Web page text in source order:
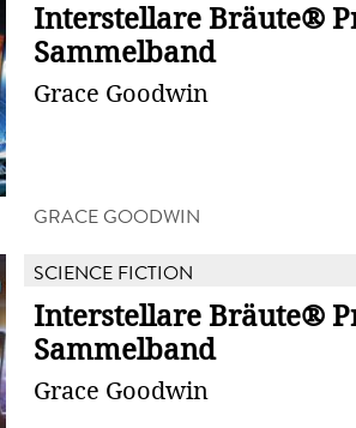
Interstellare Bräute®
Sammelband
Grace Goodwin
GRACE GOODWIN
SCIENCE FICTION
Interstellare Bräute®
Sammelband
Grace Goodwin